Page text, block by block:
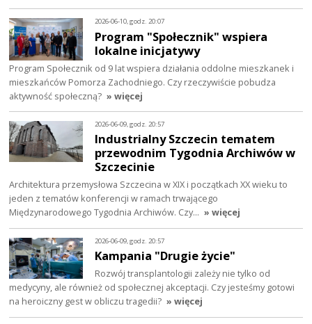
2026-06-10, godz. 20:07
Program "Społecznik" wspiera
lokalne inicjatywy
Program Społecznik od 9 lat wspiera działania oddolne mieszkanek i
mieszkańców Pomorza Zachodniego. Czy rzeczywiście pobudza
aktywność społeczną? » więcej
2026-06-09, godz. 20:57
Industrialny Szczecin tematem
przewodnim Tygodnia Archiwów w
Szczecinie
Architektura przemysłowa Szczecina w XIX i początkach XX wieku to
jeden z tematów konferencji w ramach trwającego
Międzynarodowego Tygodnia Archiwów. Czy… » więcej
2026-06-09, godz. 20:57
Kampania "Drugie życie"
Rozwój transplantologii zależy nie tylko od
medycyny, ale również od społecznej akceptacji. Czy jesteśmy gotowi
na heroiczny gest w obliczu tragedii? » więcej